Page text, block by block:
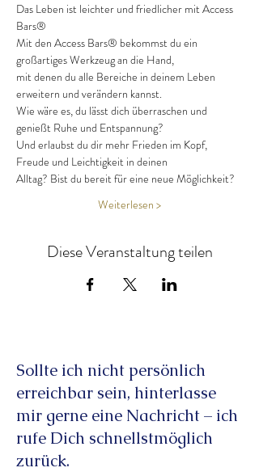
Das Leben ist leichter und friedlicher mit Access
Bars®
Mit den Access Bars® bekommst du ein
großartiges Werkzeug an die Hand,
mit denen du alle Bereiche in deinem Leben
erweitern und verändern kannst.
Wie wäre es, du lässt dich überraschen und
genießt Ruhe und Entspannung?
Und erlaubst du dir mehr Frieden im Kopf,
Freude und Leichtigkeit in deinen
Alltag? Bist du bereit für eine neue Möglichkeit?
Weiterlesen >
Diese Veranstaltung teilen
Sollte ich nicht persönlich
erreichbar sein, hinterlasse
mir gerne eine Nachricht – ich
rufe Dich schnellstmöglich
zurück.